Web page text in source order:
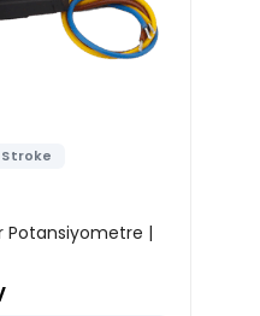
Potansiyometre |